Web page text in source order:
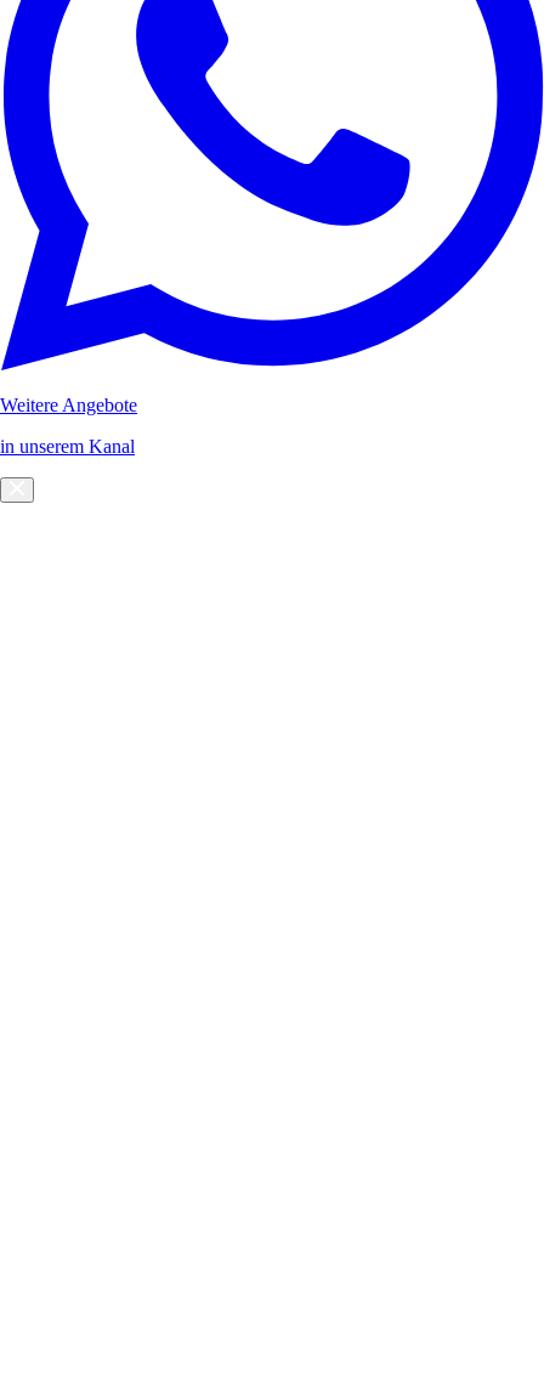
Weitere Angebote
in unserem Kanal